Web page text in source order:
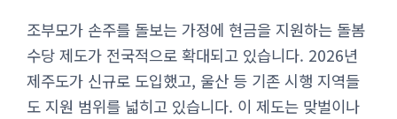
조부모가 손주를 돌보는 가정에 현금을 지원하는 돌봄
수당 제도가 전국적으로 확대되고 있습니다. 2026년
제주도가 신규로 도입했고, 울산 등 기존 시행 지역들
도 지원 범위를 넓히고 있습니다. 이 제도는 맞벌이나